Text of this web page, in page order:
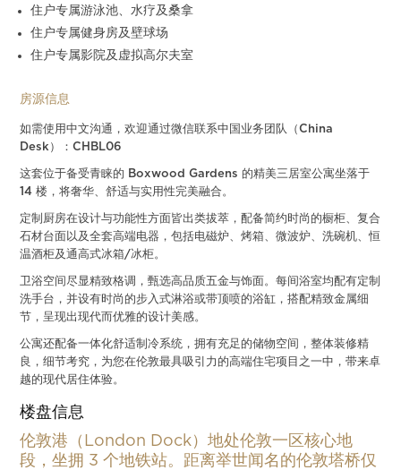
住户专属游泳池、水疗及桑拿
住户专属健身房及壁球场
住户专属影院及虚拟高尔夫室
房源信息
如需使用中文沟通，欢迎通过微信联系中国业务团队（China
Desk）：CHBL06
这套位于备受青睐的 Boxwood Gardens 的精美三居室公寓坐落于
14 楼，将奢华、舒适与实用性完美融合。
定制厨房在设计与功能性方面皆出类拔萃，配备简约时尚的橱柜、复合
石材台面以及全套高端电器，包括电磁炉、烤箱、微波炉、洗碗机、恒
温酒柜及通高式冰箱/冰柜。
卫浴空间尽显精致格调，甄选高品质五金与饰面。每间浴室均配有定制
洗手台，并设有时尚的步入式淋浴或带顶喷的浴缸，搭配精致金属细
节，呈现出现代而优雅的设计美感。
公寓还配备一体化舒适制冷系统，拥有充足的储物空间，整体装修精
良，细节考究，为您在伦敦最具吸引力的高端住宅项目之一中，带来卓
越的现代居住体验。
楼盘信息
伦敦港（London Dock）地处伦敦一区核心地
段，坐拥 3 个地铁站。距离举世闻名的伦敦塔桥仅